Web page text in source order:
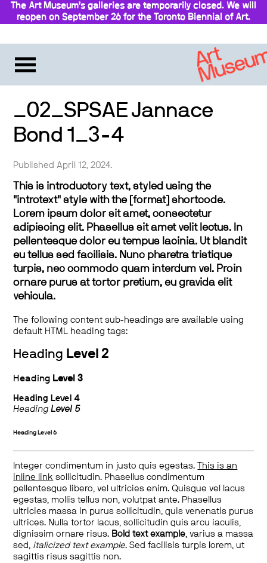
The Art Museum’s galleries are temporarily closed. We will
reopen on September 26 for the Toronto Biennial of Art.
_02_SPSAE Jannace
Bond 1_3-4
Published April 12, 2024.
This is introductory text, styled using the
"introtext" style with the [format] shortcode.
Lorem ipsum dolor sit amet, consectetur
adipiscing elit. Phasellus sit amet velit lectus. In
pellentesque dolor eu tempus lacinia. Ut blandit
eu tellus sed facilisis. Nunc pharetra tristique
turpis, nec commodo quam interdum vel. Proin
ornare purus at tortor pretium, eu gravida elit
vehicula.
The following content sub-headings are available using
default HTML heading tags:
Heading Level 2
Heading Level 3
Heading Level 4
HeadingLevel 5
Heading Level 6
Integer condimentum in justo quis egestas.
This is an
inline link sollicitudin. Phasellus condimentum
pellentesque libero, vel ultricies enim. Quisque vel lacus
egestas, mollis tellus non, volutpat ante. Phasellus
ultricies massa in purus sollicitudin, quis venenatis purus
ultrices. Nulla tortor lacus, sollicitudin quis arcu iaculis,
dignissim ornare risus. Bold text example, varius a massa
sed, italicized text example. Sed facilisis turpis lorem, ut
sagittis risus sagittis non.